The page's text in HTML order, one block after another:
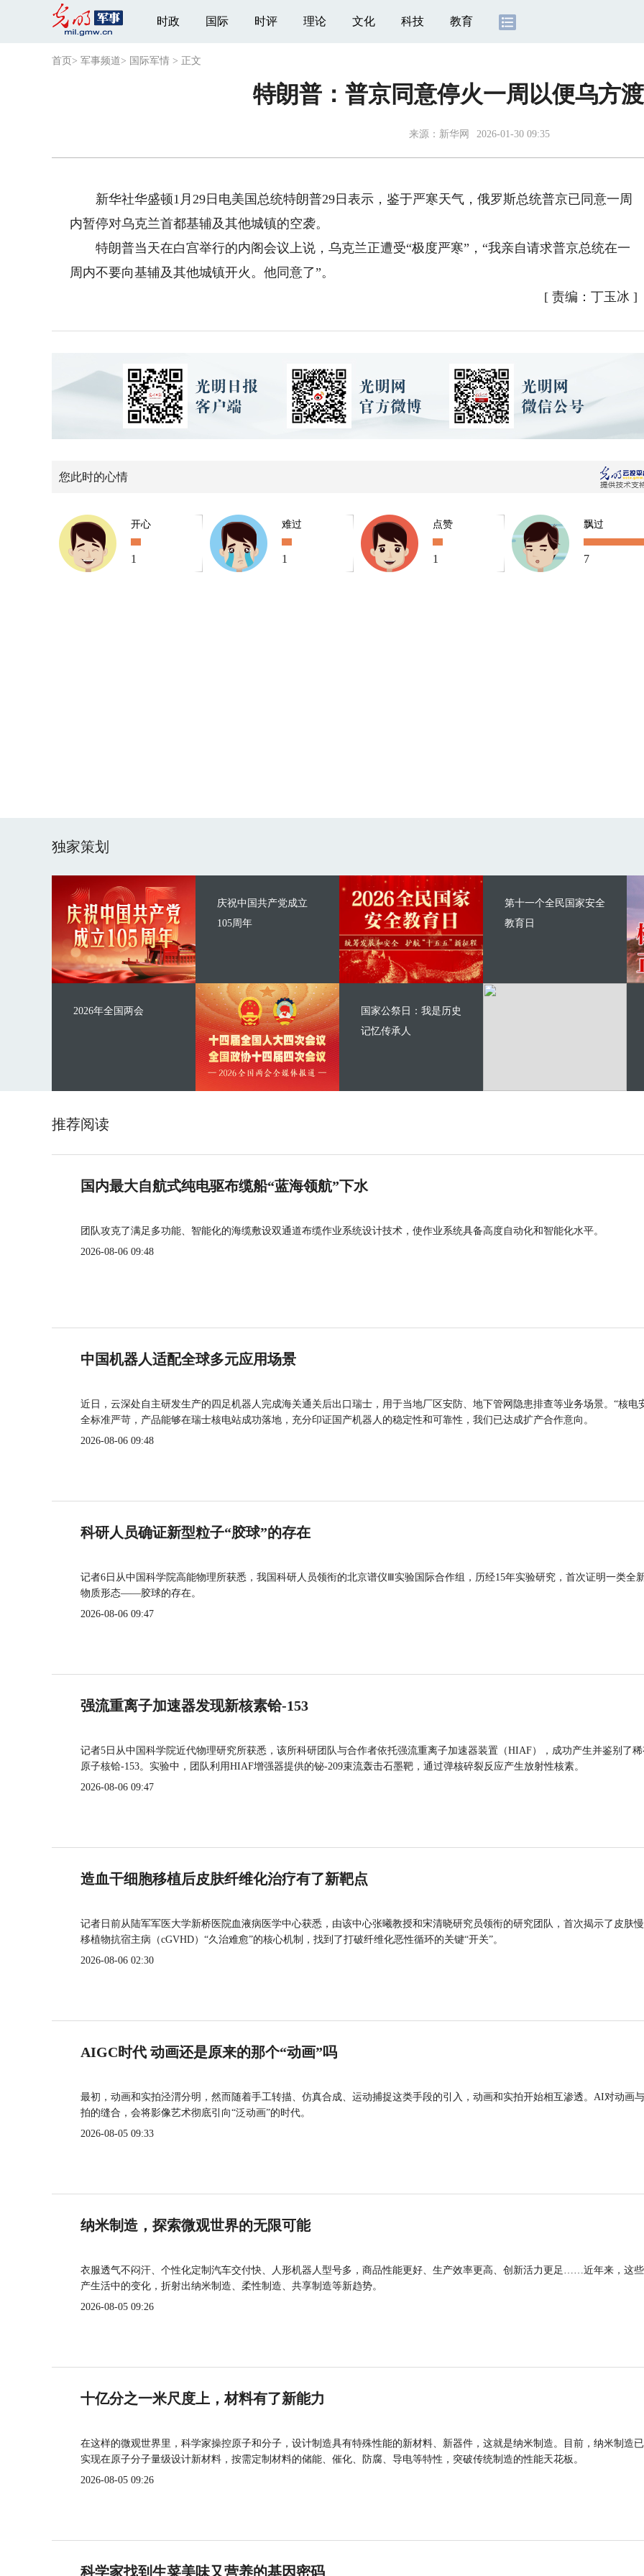
时政 国际 时评 理论 文化 科技 教育
首页 > 军事频道> 国际军情 > 正文
特朗普：普京同意停火一周以便乌方
来源： 新华网 2026-01-30 09:35
新华社华盛顿1月29日电美国总统特朗普29日表示，鉴于严寒天气，俄罗斯总统普京已同意一周
内暂停对乌克兰首都基辅及其他城镇的空袭。
特朗普当天在白宫举行的内阁会议上说，乌克兰正遭受“极度严寒”，“我亲自请求普京总统在一
周内不要向基辅及其他城镇开火。他同意了”。
[ 责编：丁玉冰 ]
您此时的心情
开心
1
难过
1
点赞
1
飘过
7
独家策划
庆祝中国共产党成立
105周年
2026年全国两会
第十一个全民国家安全
教育日
国家公祭日：我是历史
记忆传承人
推荐阅读
国内最大自航式纯电驱布缆船“蓝海领航”下水
团队攻克了满足多功能、智能化的海缆敷设双通道布缆作业系统设计技术，使作业系统具备高度自动化和智能化水平。
2026-08-06 09:48
中国机器人适配全球多元应用场景
近日，云深处自主研发生产的四足机器人完成海关通关后出口瑞士，用于当地厂区安防、地下管网隐患排查等业务场景。“核电
全标准严苛，产品能够在瑞士核电站成功落地，充分印证国产机器人的稳定性和可靠性，我们已达成扩产合作意向。
2026-08-06 09:48
科研人员确证新型粒子“胶球”的存在
记者6日从中国科学院高能物理所获悉，我国科研人员领衔的北京谱仪Ⅲ实验国际合作组，历经15年实验研究，首次证明一类全
物质形态——胶球的存在。
2026-08-06 09:47
强流重离子加速器发现新核素铪-153
记者5日从中国科学院近代物理研究所获悉，该所科研团队与合作者依托强流重离子加速器装置（HIAF），成功产生并鉴别了
原子核铪-153。实验中，团队利用HIAF增强器提供的铋-209束流轰击石墨靶，通过弹核碎裂反应产生放射性核素。
2026-08-06 09:47
造血干细胞移植后皮肤纤维化治疗有了新靶点
记者日前从陆军军医大学新桥医院血液病医学中心获悉，由该中心张曦教授和宋清晓研究员领衔的研究团队，首次揭示了皮肤
移植物抗宿主病（cGVHD）“久治难愈”的核心机制，找到了打破纤维化恶性循环的关键“开关”。
2026-08-06 02:30
AIGC时代 动画还是原来的那个“动画”吗
最初，动画和实拍泾渭分明，然而随着手工转描、仿真合成、运动捕捉这类手段的引入，动画和实拍开始相互渗透。AI对动画
拍的缝合，会将影像艺术彻底引向“泛动画”的时代。
2026-08-05 09:33
纳米制造，探索微观世界的无限可能
衣服透气不闷汗、个性化定制汽车交付快、人形机器人型号多，商品性能更好、生产效率更高、创新活力更足……近年来，这
产生活中的变化，折射出纳米制造、柔性制造、共享制造等新趋势。
2026-08-05 09:26
十亿分之一米尺度上，材料有了新能力
在这样的微观世界里，科学家操控原子和分子，设计制造具有特殊性能的新材料、新器件，这就是纳米制造。目前，纳米制造
实现在原子分子量级设计新材料，按需定制材料的储能、催化、防腐、导电等特性，突破传统制造的性能天花板。
2026-08-05 09:26
科学家找到生菜美味又营养的基因密码